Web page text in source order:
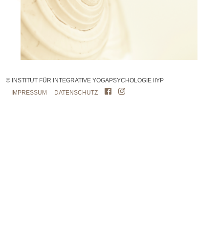
© INSTITUT FÜR INTEGRATIVE YOGAPSYCHOLOGIE IIYP
IMPRESSUM DATENSCHUTZ